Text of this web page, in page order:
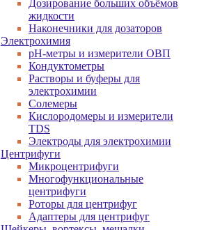
Дозирование больших объёмов
жидкости
Наконечники для дозаторов
Электрохимия
pH-метры и измерители ОВП
Кондуктометры
Растворы и буферы для
электрохимии
Солемеры
Кислородомеры и измерители
TDS
Электроды для электрохимии
Центрифуги
Микроцентрифуги
Многофункциональные
центрифуги
Роторы для центрифуг
Адаптеры для центрифуг